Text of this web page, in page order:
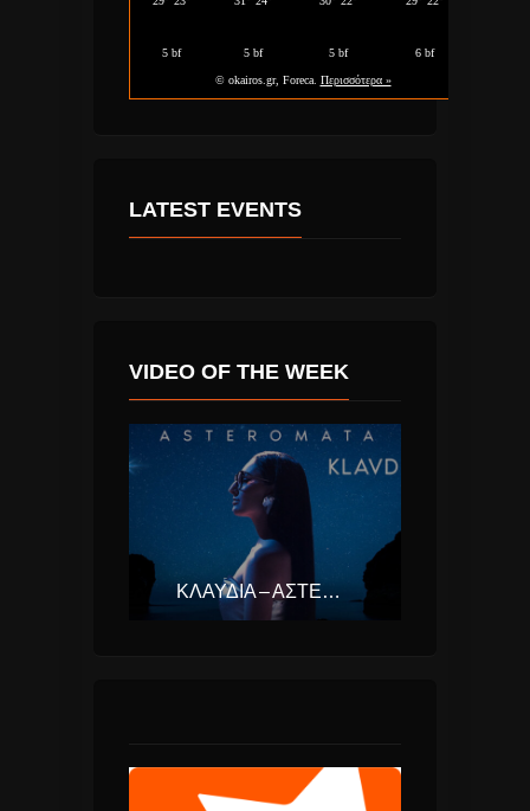
LATEST EVENTS
VIDEO OF THE WEEK
ΚΛΑΥΔΊΑ – ΑΣΤΕΡΟΜΆΤΑ (EUROVISION ΕΛΛΆΔΑ 2025)